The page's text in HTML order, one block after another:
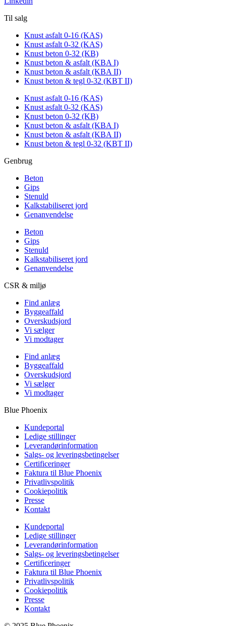
Til salg
Knust asfalt 0-16 (KAS)
Knust asfalt 0-32 (KAS)
Knust beton 0-32 (KB)
Knust beton & asfalt (KBA I)
Knust beton & asfalt (KBA II)
Knust beton & tegl 0-32 (KBT II)
Knust asfalt 0-16 (KAS)
Knust asfalt 0-32 (KAS)
Knust beton 0-32 (KB)
Knust beton & asfalt (KBA I)
Knust beton & asfalt (KBA II)
Knust beton & tegl 0-32 (KBT II)
Genbrug
Beton
Gips
Stenuld
Kalkstabiliseret jord
Genanvendelse
Beton
Gips
Stenuld
Kalkstabiliseret jord
Genanvendelse
CSR & miljø
Find anlæg
Byggeaffald
Overskudsjord
Vi sælger
Vi modtager
Find anlæg
Byggeaffald
Overskudsjord
Vi sælger
Vi modtager
Blue Phoenix
Kundeportal
Ledige stillinger
Leverandørinformation
Salgs- og leveringsbetingelser
Certificeringer
Faktura til Blue Phoenix
Privatlivspolitik
Cookiepolitik
Presse
Kontakt
Kundeportal
Ledige stillinger
Leverandørinformation
Salgs- og leveringsbetingelser
Certificeringer
Faktura til Blue Phoenix
Privatlivspolitik
Cookiepolitik
Presse
Kontakt